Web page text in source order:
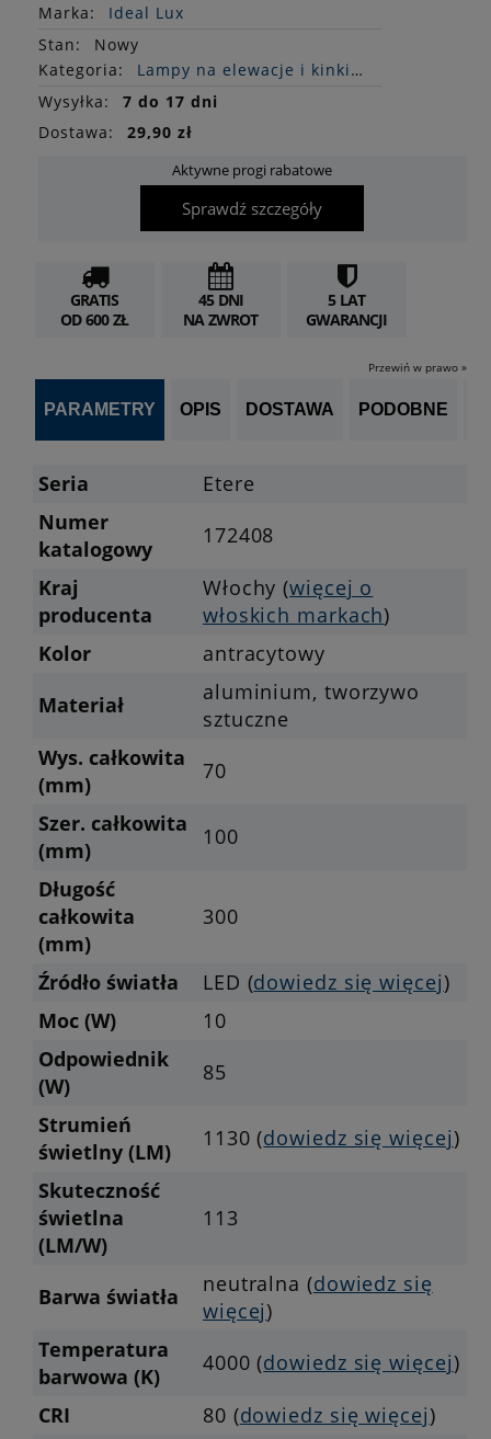
Marka:
Ideal Lux
Stan:
Nowy
Kategoria:
Lampy na elewacje i kinkiety
Wysyłka:
7 do 17 dni
Dostawa:
29,90 zł
Aktywne progi rabatowe
Sprawdź szczegóły
GRATIS
OD 600 ZŁ
45 DNI
NA ZWROT
5 LAT
GWARANCJI
Przewiń w prawo »
PARAMETRY OPIS DOSTAWA PODOBNE
Seria
Etere
Numer
katalogowy
172408
Kraj
producenta
Włochy (więcej o
włoskich markach)
Kolor
antracytowy
Materiał
aluminium, tworzywo
sztuczne
Wys. całkowita
(mm)
70
Szer. całkowita
(mm)
100
Długość
całkowita
(mm)
300
Źródło światła LED (dowiedz się więcej)
Moc (W)
10
Odpowiednik
(W)
85
Strumień
świetlny (LM)
1130 (dowiedz się więcej)
Skuteczność
świetlna
(LM/W)
113
Barwa światła neutralna (dowiedz się
więcej)
Temperatura
barwowa (K)
4000 (dowiedz się więcej)
CRI
80 (dowiedz się więcej)